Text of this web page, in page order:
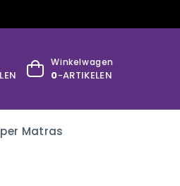
Winkelwagen
0-ARTIKELEN
Matras